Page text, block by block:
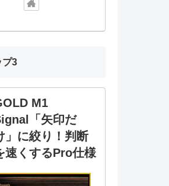
プ3
M1
「矢印だ
」に絞り！判断
速くするPro仕様